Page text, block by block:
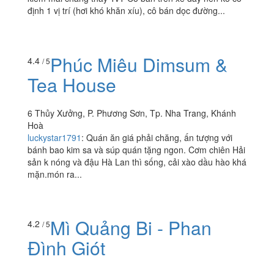
định 1 vị trí (hơi khó khăn xíu), cô bán dọc đường...
4.4 / 5Phúc Miêu Dimsum &
Tea House
6 Thủy Xưởng, P. Phương Sơn, Tp. Nha Trang, Khánh
Hoà
luckystar1791 : Quán ăn giá phải chăng, ấn tượng với
bánh bao kim sa và súp quán tặng ngon. Cơm chiên Hải
sản k nóng và đậu Hà Lan thì sống, cải xào dầu hào khá
mặn.món ra...
4.2 / 5Mì Quảng Bi - Phan
Đình Giót